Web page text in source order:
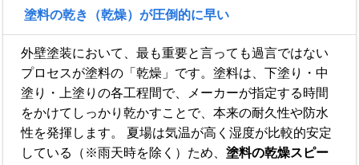
塗料の乾き（乾燥）が圧倒的に早い
外壁塗装において、最も重要と言っても過言ではない
プロセスが塗料の「乾燥」です。塗料は、下塗り・中
塗り・上塗りの各工程間で、メーカーが指定する時間
をかけてしっかり乾かすことで、本来の耐久性や防水
性を発揮します。 夏場は気温が高く湿度が比較的安定
している（※雨天時を除く）ため、塗料の乾燥スピー